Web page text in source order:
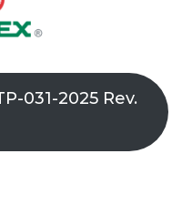
031-2025 Rev.